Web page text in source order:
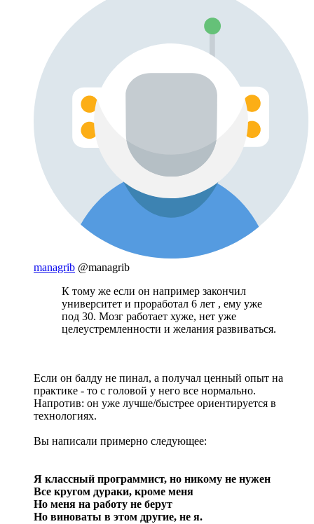
managrib @managrib
К тому же если он например закончил
университет и проработал 6 лет , ему уже
под 30. Мозг работает хуже, нет уже
целеустремленности и желания развиваться.
Если он балду не пинал, а получал ценный опыт на
практике - то с головой у него все нормально.
Напротив: он уже лучше/быстрее ориентируется в
технологиях.
Вы написали примерно следующее:
Я классный программист, но никому не нужен
Все кругом дураки, кроме меня
Но меня на работу не берут
Но виноваты в этом другие, не я.